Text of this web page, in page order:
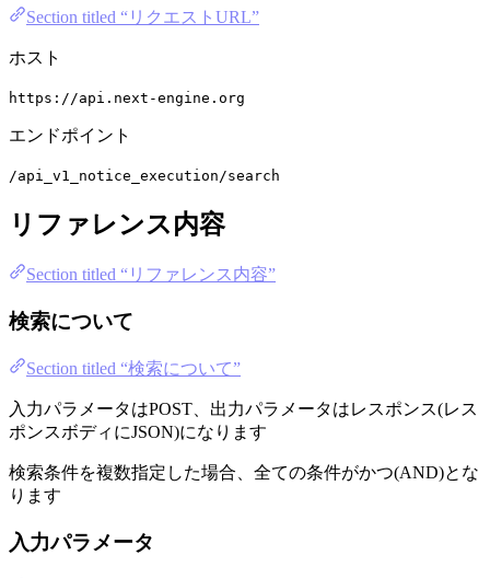
Section titled “リクエストURL”
ホスト
https://api.next-engine.org
エンドポイント
/api_v1_notice_execution/search
リファレンス内容
Section titled “リファレンス内容”
検索について
Section titled “検索について”
入力パラメータはPOST、出力パラメータはレスポンス(レス
ポンスボディにJSON)になります
検索条件を複数指定した場合、全ての条件がかつ(AND)とな
ります
入力パラメータ